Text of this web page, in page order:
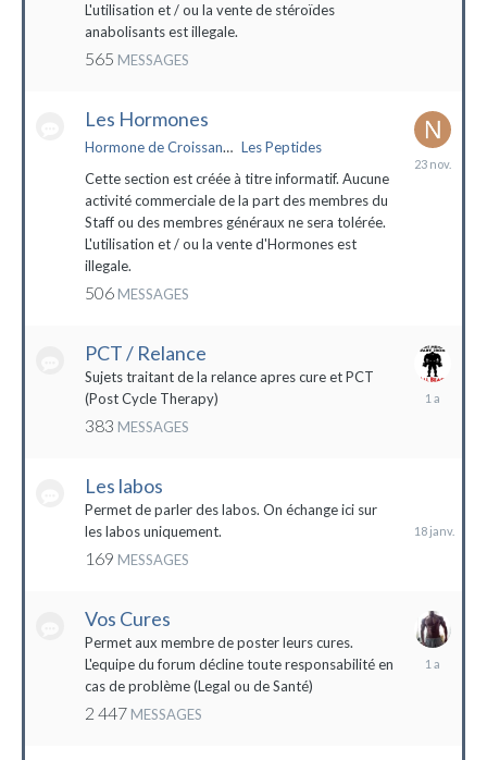
L'utilisation et / ou la vente de stéroïdes
anabolisants est illegale.
565 MESSAGES
Les Hormones
Hormone de Croissance (HGH) Les Peptides
Cette section est créée à titre informatif. Aucune
activité commerciale de la part des membres du
Staff ou des membres généraux ne sera tolérée.
L'utilisation et / ou la vente d'Hormones est
illegale.
506 MESSAGES
23
PCT / Relance
Sujets traitant de la relance apres cure et PCT
(Post Cycle Therapy)
383 MESSAGES
13
Les labos
Permet de parler des labos. On échange ici sur
les labos uniquement.
169 MESSAGES
Vos Cures
Permet aux membre de poster leurs cures.
L'equipe du forum décline toute responsabilité en
cas de problème (Legal ou de Santé)
2 447 MESSAGES
28